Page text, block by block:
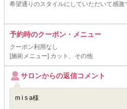
希望通りのスタイルにしていただいて感激
予約時のクーポン・メニュー
クーポン利用なし
[施術メニュー] カット、その他
サロンからの返信コメント
m i s a様